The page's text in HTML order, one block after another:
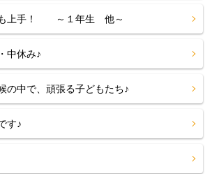
も上手！ ～１年生 他～
中休み♪
の中で、頑張る子どもたち♪
す♪